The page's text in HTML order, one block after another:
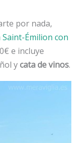
por nada,
Émilion con
e incluye
ycata de vinos.